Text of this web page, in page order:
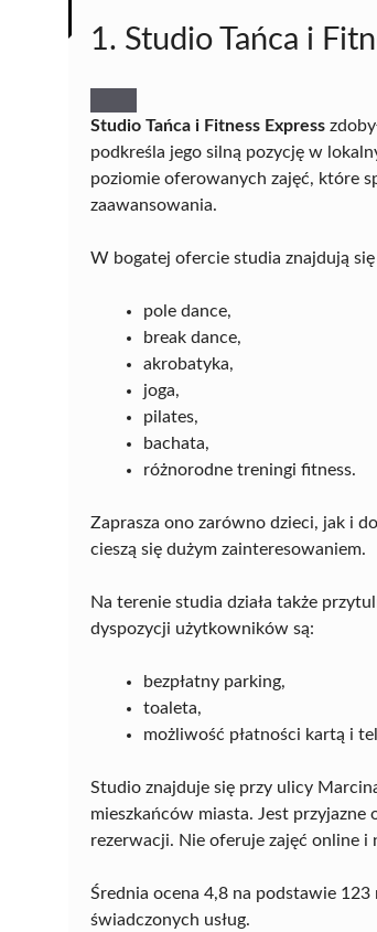
1. Studio Tańca i
Studio Tańca i Fitness Express
podkreśla jego silną pozycję w
poziomie oferowanych zajęć, które
zaawansowania.
W bogatej ofercie studia znajdują
pole dance,
break dance,
akrobatyka,
joga,
pilates,
bachata,
różnorodne treningi fitness.
Zaprasza ono zarówno dzieci, jak i
cieszą się dużym zainteresowaniem.
Na terenie studia działa także
dyspozycji użytkowników są:
bezpłatny parking,
toaleta,
możliwość płatności kartą i
Studio znajduje się przy ulicy
mieszkańców miasta. Jest
rezerwacji. Nie oferuje zajęć online i
Średnia ocena 4,8 na podstawie
świadczonych usług.